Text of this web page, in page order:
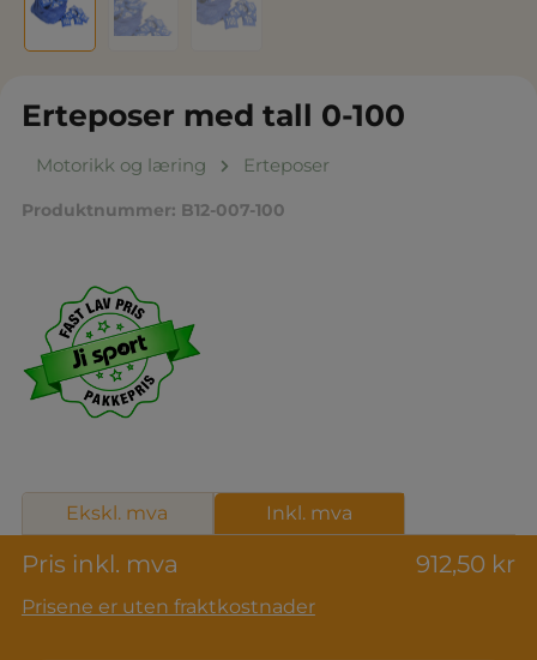
Erteposer med tall 0-100
Motorikk og læring Erteposer
Produktnummer: B12-007-100
Pris inkl. mva 912,50 kr
Prisene er uten fraktkostnader
Ekskl. mva Inkl. mva